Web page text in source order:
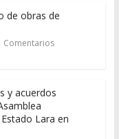
de obras de
Comentarios
y acuerdos
Lara en